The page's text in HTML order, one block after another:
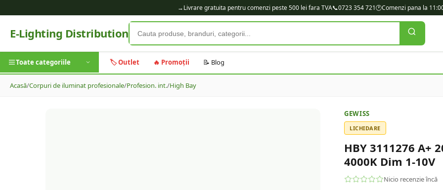
→Livrare gratuita pentru comenzi peste 500 lei fara TVA📞0723 354 721🕐Comenzi pana la
E-Lighting Distribution
Toate categoriile 🏷️ Outlet 🔥 Promoții 📝 Blog
Acasă/Corpuri de iluminat profesionale/Profesion. int./High Bay
GEWISS
LICHIDARE
HBY 3111276 A+
4000K Dim 1-10V
Nicio recenzie încă